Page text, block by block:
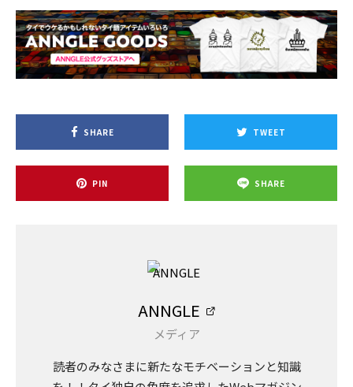
SHARE TWEET
PIN SHARE
ANNGLE
メディア
読者のみなさまに新たなモチベーションと知識